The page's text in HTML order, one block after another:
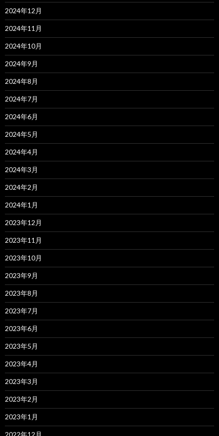
2024年12月
2024年11月
2024年10月
2024年9月
2024年8月
2024年7月
2024年6月
2024年5月
2024年4月
2024年3月
2024年2月
2024年1月
2023年12月
2023年11月
2023年10月
2023年9月
2023年8月
2023年7月
2023年6月
2023年5月
2023年4月
2023年3月
2023年2月
2023年1月
2022年12月